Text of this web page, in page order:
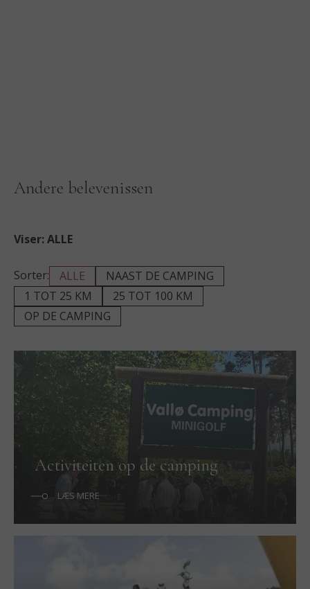
Andere belevenissen
Viser:ALLE
Sorter: ALLE
NAAST DE CAMPING
1 TOT 25 KM
25 TOT 100 KM
OP DE CAMPING
Activiteiten op de camping
LÆS MERE